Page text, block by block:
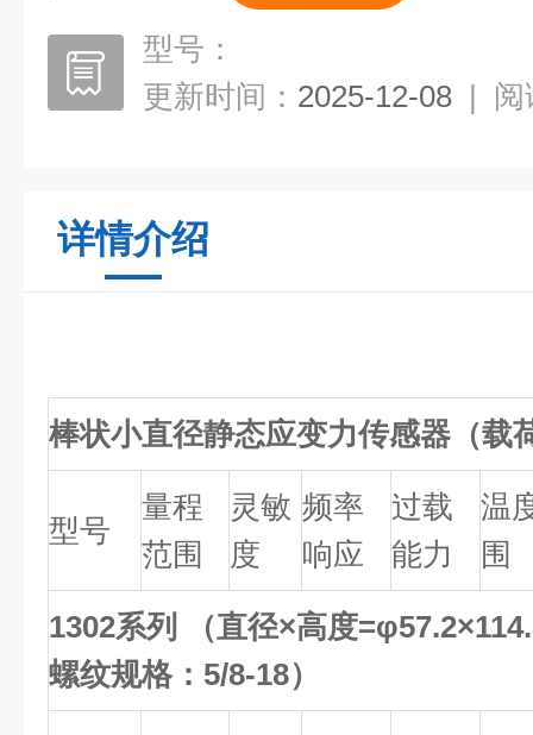
型号：
更新时间： 2025-12-08 | 阅
详情介绍
棒状小直径静态应变力传感器（载
型号
量程
范围
灵敏
度
频率
响应
过载
能力
温
围
1302系列 （直径×高度
螺纹规格：5/8-18）